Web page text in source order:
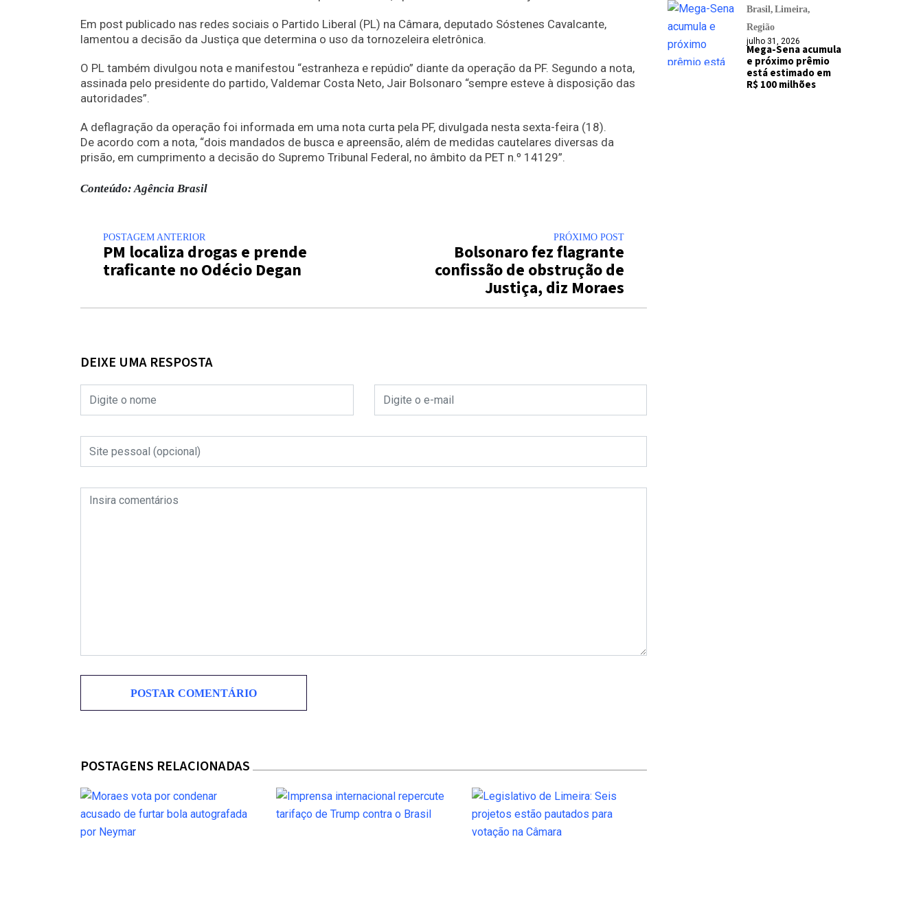
Em post publicado nas redes sociais o Partido Liberal (PL) na Câmara, deputado Sóstenes Cavalcante,
lamentou a decisão da Justiça que determina o uso da tornozeleira eletrônica.
O PL também divulgou nota e manifestou “estranheza e repúdio” diante da operação da PF. Segundo a nota,
assinada pelo presidente do partido, Valdemar Costa Neto, Jair Bolsonaro “sempre esteve à disposição das
autoridades”.
A deflagração da operação foi informada em uma nota curta pela PF, divulgada nesta sexta-feira (18).
De acordo com a nota, “dois mandados de busca e apreensão, além de medidas cautelares diversas da
prisão, em cumprimento a decisão do Supremo Tribunal Federal, no âmbito da PET n.º 14129”.
Conteúdo: Agência Brasil
POSTAGEM ANTERIOR
PM localiza drogas e prende
traficante no Odécio Degan
PRÓXIMO POST
Bolsonaro fez flagrante
confissão de obstrução de
Justiça, diz Moraes
DEIXE UMA RESPOSTA
Brasil Limeira
Região
julho 31, 2026
Mega-Sena acumula
e próximo prêmio
está estimado em
R$ 100 milhões
POSTAGENS RELACIONADAS